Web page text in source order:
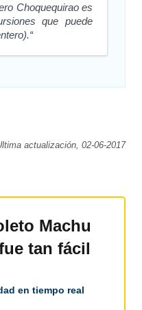
Choquequirao es
que puede
actualización, 02-06-2017
Machu
tan fácil
en tiempo real